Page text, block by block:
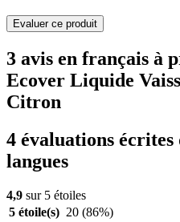
Evaluer ce produit
3 avis en français à
Ecover Liquide
Citron
4 évaluations écrites
langues
4,9 sur 5 étoiles
5 étoile(s) 20 (86%)